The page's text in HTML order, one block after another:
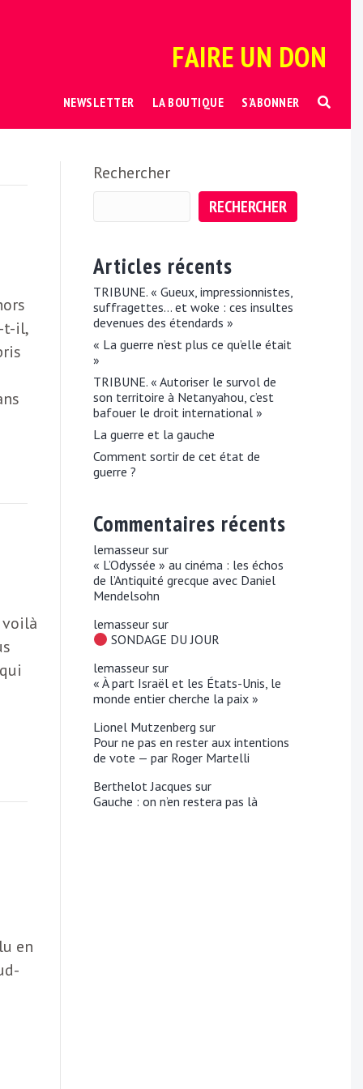
FAIRE UN DON
NEWSLETTER LA BOUTIQUE S’ABONNER
t-il,
en
Rechercher
RECHERCHER
Articles récents
TRIBUNE. « Gueux, impressionnistes,
suffragettes… et woke : ces insultes
devenues des étendards »
« La guerre n’est plus ce qu’elle était
»
TRIBUNE. « Autoriser le survol de
son territoire à Netanyahou, c’est
bafouer le droit international »
La guerre et la gauche
Comment sortir de cet état de
guerre ?
Commentaires récents
lemasseur sur
« L’Odyssée » au cinéma : les échos
de l’Antiquité grecque avec Daniel
Mendelsohn
lemasseur sur
SONDAGE DU JOUR
lemasseur sur
« À part Israël et les États-Unis, le
monde entier cherche la paix »
Lionel Mutzenberg sur
Pour ne pas en rester aux intentions
de vote — par Roger Martelli
Berthelot Jacques sur
Gauche : on n’en restera pas là